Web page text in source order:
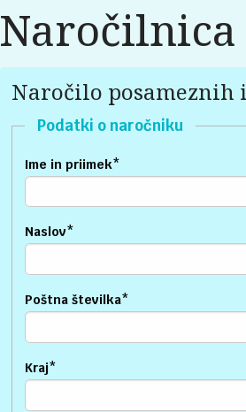
Naročilnica
Naročilo posameznih
Podatki o naročniku
Ime in priimek*
Naslov*
Poštna številka*
Kraj*